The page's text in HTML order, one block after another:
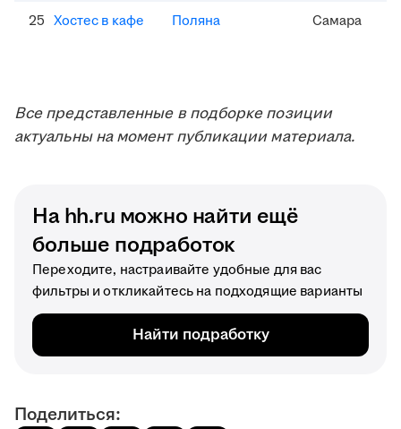
25 Хостес в кафе Поляна Самара
Все представленные в подборке позиции
актуальны на момент публикации материала.
На hh.ru можно найти ещё
больше подработок
Переходите, настраивайте удобные для вас
фильтры и откликайтесь на подходящие варианты
Найти подработку
Поделиться: